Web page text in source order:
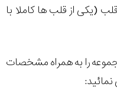
(یکی از قلب ها کاملا با
را به همراه مشخصات